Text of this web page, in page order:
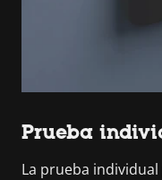
Prueba
La prueba